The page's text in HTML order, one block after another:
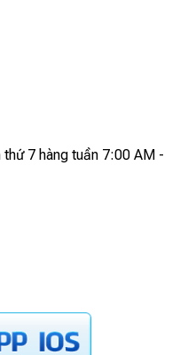
7 hàng tuần 7:00 AM -